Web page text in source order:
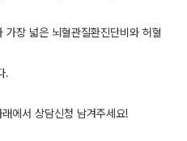
장 넓은 뇌혈관질환진단비와 허혈
.